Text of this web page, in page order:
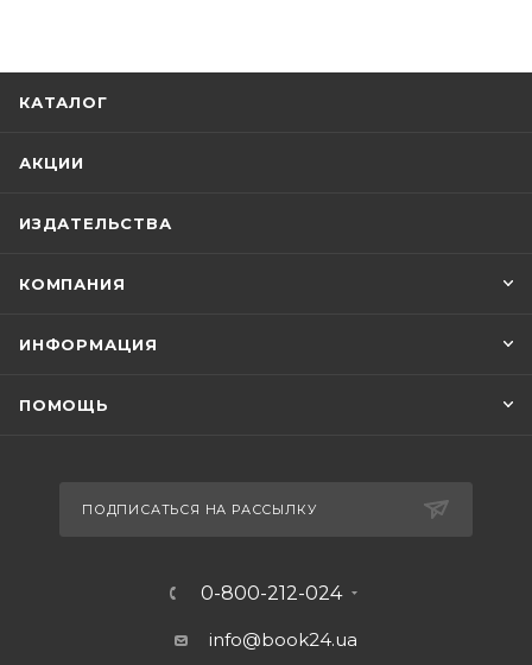
КАТАЛОГ
АКЦИИ
ИЗДАТЕЛЬСТВА
КОМПАНИЯ
ИНФОРМАЦИЯ
ПОМОЩЬ
ПОДПИСАТЬСЯ НА РАССЫЛКУ
0-800-212-024
info@book24.ua